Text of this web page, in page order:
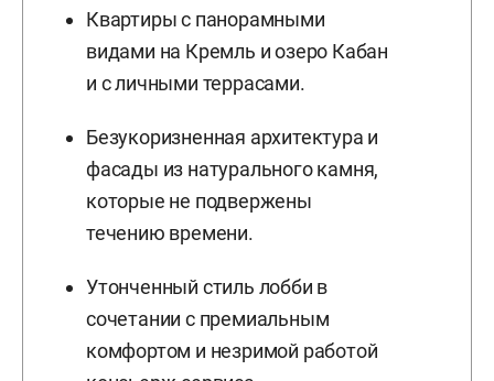
Квартиры с панорамными
видами на Кремль и озеро Кабан
и с личными террасами.
Безукоризненная архитектура и
фасады из натурального камня,
которые не подвержены
течению времени.
Утонченный стиль лобби в
сочетании с премиальным
комфортом и незримой работой